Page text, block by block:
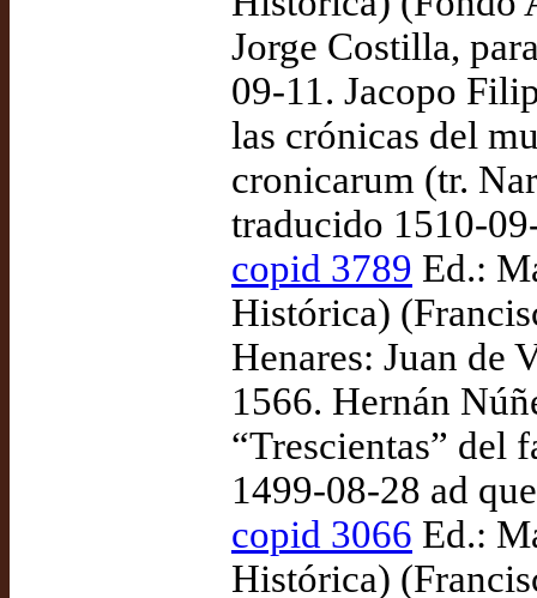
Jorge Costilla,
09-11. Jacopo
las crónicas del
cronicarum (tr.
traducido 1510-
copid 3789 Ed.:
Histórica)
Henares: Juan de
1566. Hernán
“Trescientas” del
1499-08-28 ad
copid 3066 Ed.:
Histórica)